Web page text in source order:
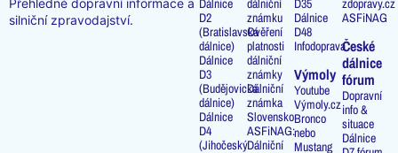
silniční zpravodajství.
Dálnice
D2
(Bratislavská
dálnice)
Dálnice
D3
(Budějovická
dálnice)
Dálnice
D4
(Jihočeský
dálniční
známku
Ověření
platnosti
dálniční
známky
Dálniční
známka
Slovensko
ASFiNAG:
Dálniční
D35
Dálnice
D48
Infodoprava
Výmoly
Youtube
Výmoly.cz
Bronco
nebo
Mustang
zdopravy.cz
ASFiNAG
České
dálnice
fórum
Dopravní
info &
situace
Dálnice